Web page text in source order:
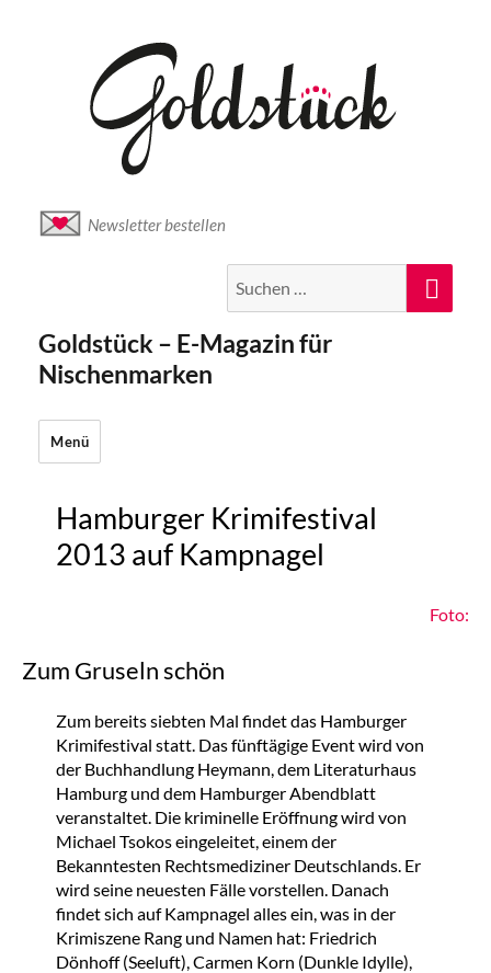
Newsletter bestellen
nach:
Goldstück – E-Magazin für
Nischenmarken
Menü
Hamburger Krimifestival
2013 auf Kampnagel
Foto:
Zum Gruseln schön
Zum bereits siebten Mal findet das Hamburger
Krimifestival statt. Das fünftägige Event wird von
der Buchhandlung Heymann, dem Literaturhaus
Hamburg und dem Hamburger Abendblatt
veranstaltet. Die kriminelle Eröffnung wird von
Michael Tsokos eingeleitet, einem der
Bekanntesten Rechtsmediziner Deutschlands. Er
wird seine neuesten Fälle vorstellen. Danach
findet sich auf Kampnagel alles ein, was in der
Krimiszene Rang und Namen hat: Friedrich
Dönhoff (Seeluft), Carmen Korn (Dunkle Idylle),